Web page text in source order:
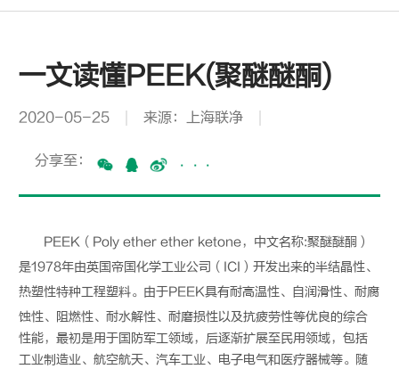
一文读懂PEEK(聚醚醚酮)
2020-05-25 来源：上海联净
分享至： ···
PEEK （Poly ether ether ketone，中文名称:聚醚醚酮 ）
是1978年由英国帝国化学工业公司（ICI）开发出来的半结晶性、
热塑性特种工程塑料。由于PEEK具有耐高温性、自润滑性、耐腐
蚀性、阻燃性、耐水解性、耐磨损性以及抗疲劳性等优良的综合
性能，最初是用于国防军工领域，后逐渐扩展至民用领域，包括
工业制造业、航空航天、汽车工业、电子电气和医疗器械等。随